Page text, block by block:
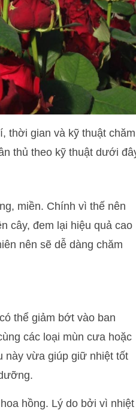
thời gian và kỹ thuật chăm
thủ theo kỹ thuật dưới
miền. Chính vì thế nên
cây, đem lại hiệu quả cao
nên sẽ dễ dàng chăm
thể giảm bớt vào ban
các loại mùn cưa hoặc
này vừa giúp giữ nhiệt tốt
hồng. Lý do bởi vì nhiệt